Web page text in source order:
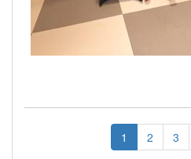
1 2 3